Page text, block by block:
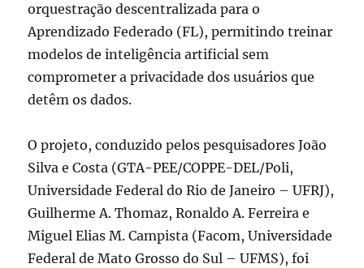
orquestração descentralizada para o
Aprendizado Federado (FL), permitindo treinar
modelos de inteligência artificial sem
comprometer a privacidade dos usuários que
detêm os dados.
O projeto, conduzido pelos pesquisadores João
Silva e Costa (GTA-PEE/COPPE-DEL/Poli,
Universidade Federal do Rio de Janeiro – UFRJ),
Guilherme A. Thomaz, Ronaldo A. Ferreira e
Miguel Elias M. Campista (Facom, Universidade
Federal de Mato Grosso do Sul – UFMS), foi